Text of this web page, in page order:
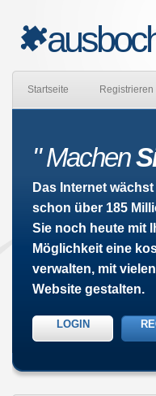
Startseite Registrieren
" Machen
Das Internet
schon über 185
Sie noch heute mit
Möglichkeit eine
verwalten, mit
Website gestalten.
LOGIN